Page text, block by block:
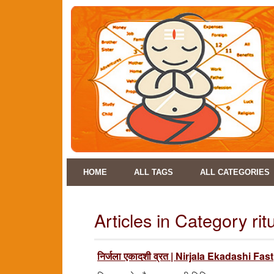
HOME ALL TAGS ALL CATEGORIES
Articles in Category
निर्जला एकादशी व्रत | Nirjala Ekadashi Fast